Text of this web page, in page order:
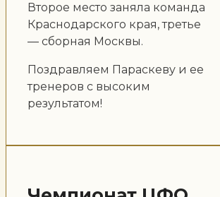
Второе место заняла команда
Краснодарского края, третье
— сборная Москвы.
Поздравляем Параскеву и ее
тренеров с высоким
результатом!